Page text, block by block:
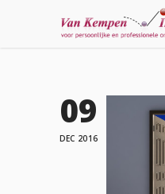
09
DEC 2016